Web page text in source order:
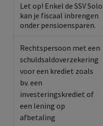
Let op! Enkel de SSV Solo
kan je fiscaal inbrengen
onder pensioensparen.
Rechtspersoon met een
schuldsaldoverzekering
voor een krediet zoals
bv. een
investeringskrediet of
een lening op
afbetaling